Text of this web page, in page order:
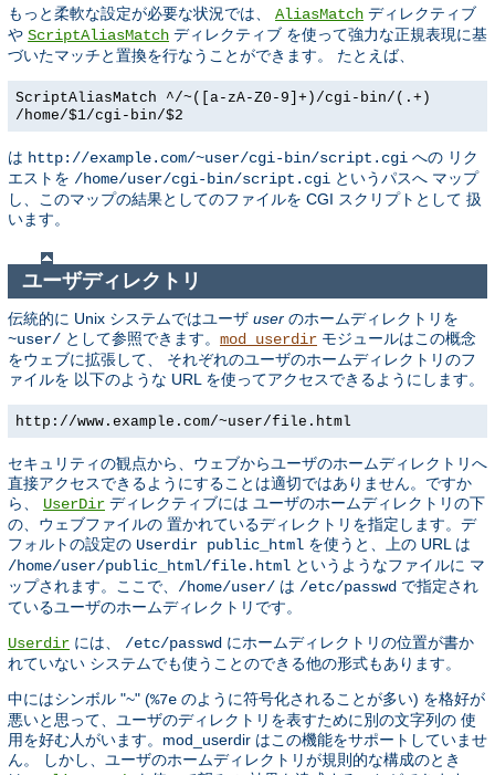
もっと柔軟な設定が必要な状況では、 AliasMatch ディレクティブ
や ScriptAliasMatch ディレクティブ を使って強力な正規表現に基
づいたマッチと置換を行なうことができます。 たとえば、
ScriptAliasMatch ^/~([a-zA-Z0-9]+)/cgi-bin/(.+)
/home/$1/cgi-bin/$2
は http://example.com/~user/cgi-bin/script.cgi への リク
エストを /home/user/cgi-bin/script.cgi というパスへ マップ
し、このマップの結果としてのファイルを CGI スクリプトとして 扱
います。
ユーザディレクトリ
伝統的に Unix システムではユーザ user のホームディレクトリを
~user/ として参照できます。 mod_userdir モジュールはこの概念
をウェブに拡張して、 それぞれのユーザのホームディレクトリのフ
ァイルを 以下のような URL を使ってアクセスできるようにします。
http://www.example.com/~user/file.html
セキュリティの観点から、ウェブからユーザのホームディレクトリへ
直接アクセスできるようにすることは適切ではありません。ですか
ら、 UserDir ディレクティブには ユーザのホームディレクトリの下
の、ウェブファイルの 置かれているディレクトリを指定します。デ
フォルトの設定の Userdir public_html を使うと、上の URL は
/home/user/public_html/file.html というようなファイルに マ
ップされます。ここで、 /home/user/ は /etc/passwd で指定され
ているユーザのホームディレクトリです。
Userdir には、 /etc/passwd にホームディレクトリの位置が書か
れていない システムでも使うことのできる他の形式もあります。
中にはシンボル "~" (%7e のように符号化されることが多い) を格好が
悪いと思って、ユーザのディレクトリを表すために別の文字列の 使
用を好む人がいます。mod_userdir はこの機能をサポートしていませ
ん。 しかし、ユーザのホームディレクトリが規則的な構成のとき